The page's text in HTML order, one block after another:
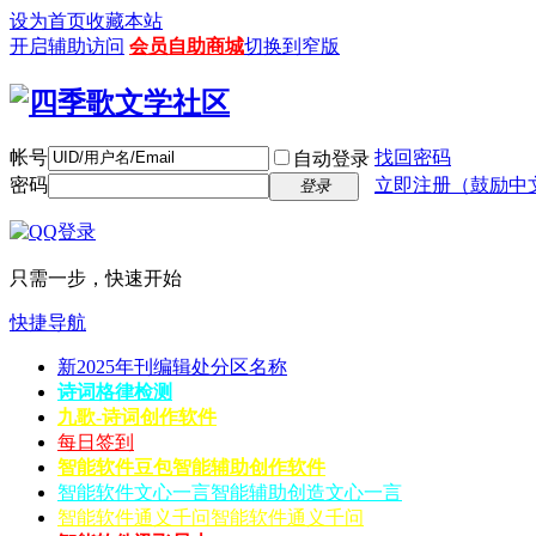
设为首页收藏本站
开启辅助访问 会员自助商城切换到窄版
帐号 自动登录 找回密码
密码
登录 立即注册（鼓励中
只需一步，快速开始
快捷导航
新2025年刊编辑处分区名称
诗词格律检测
九歌-诗词创作软件
每日签到
智能软件豆包智能辅助创作软件
智能软件文心一言智能辅助创造文心一言
智能软件通义千问智能软件通义千问